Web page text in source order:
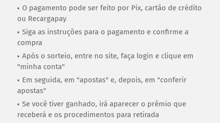
O pagamento pode ser feito por Pix, cartão de crédito
ou Recargapay
Siga as instruções para o pagamento e confirme a
compra
Após o sorteio, entre no site, faça login e clique em
"minha conta"
Em seguida, em "apostas" e, depois, em "conferir
apostas"
Se você tiver ganhado, irá aparecer o prêmio que
receberá e os procedimentos para retirada